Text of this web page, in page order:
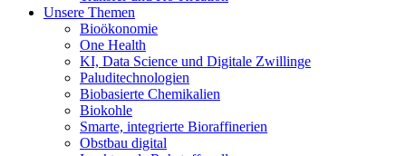
Unsere Themen
Bioökonomie
One Health
KI, Data Science und Digitale Zwillinge
Paluditechnologien
Biobasierte Chemikalien
Biokohle
Smarte, integrierte Bioraffinerien
Obstbau digital